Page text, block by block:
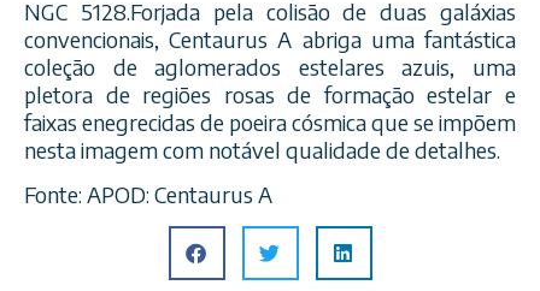
NGC 5128.Forjada pela colisão de duas galáxias
convencionais, Centaurus A abriga uma fantástica
coleção de aglomerados estelares azuis, uma
pletora de regiões rosas de formação estelar e
faixas enegrecidas de poeira cósmica que se impõem
nesta imagem com notável qualidade de detalhes.
Fonte: APOD: Centaurus A